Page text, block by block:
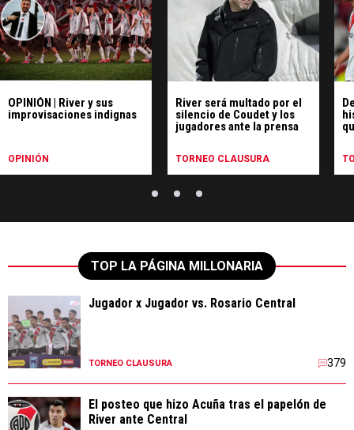
OPINIÓN | River y sus
improvisaciones indignas
OPINIÓN
River será multado por el
silencio de Coudet y los
jugadores ante la prensa
TORNEO CLAUSURA
TOP LA PÁGINA MILLONARIA
Jugador x Jugador vs. Rosario Central
TORNEO CLAUSURA 379
El posteo que hizo Acuña tras el papelón de
River ante Central